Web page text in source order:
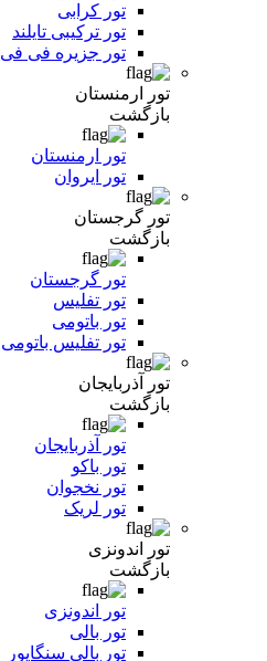
تور کرابی
تور ترکیبی تایلند
تور جزیره فی فی
تور ارمنستان
بازگشت
تور ارمنستان
تور ایروان
تور گرجستان
بازگشت
تور گرجستان
تور تفلیس
تور باتومی
تور تفلیس باتومی
تور آذربایجان
بازگشت
تور آذربایجان
تور باکو
تور نخجوان
تور لریک
تور اندونزی
بازگشت
تور اندونزی
تور بالی
تور بالی سنگاپور